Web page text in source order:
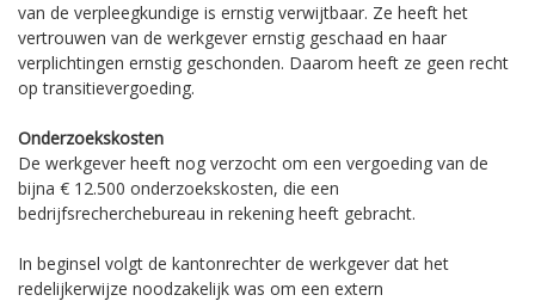
van de verpleegkundige is ernstig verwijtbaar. Ze heeft het
vertrouwen van de werkgever ernstig geschaad en haar
verplichtingen ernstig geschonden. Daarom heeft ze geen recht
op transitievergoeding.
Onderzoekskosten
De werkgever heeft nog verzocht om een vergoeding van de
bijna € 12.500 onderzoekskosten, die een
bedrijfsrecherchebureau in rekening heeft gebracht.
In beginsel volgt de kantonrechter de werkgever dat het
redelijkerwijze noodzakelijk was om een extern